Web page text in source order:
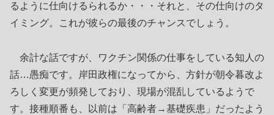
るように仕向けるられるか・・・それと、その仕向けのタ
イミング。これが彼らの最後のチャンスでしょう。
余計な話ですが、ワクチン関係の仕事をしている知人の
話…愚痴です。岸田政権になってから、方針が朝令暮改よ
ろしく変更が頻発しており、現場が混乱しているようで
す。接種順番も、以前は「高齢者→基礎疾患」だったよう